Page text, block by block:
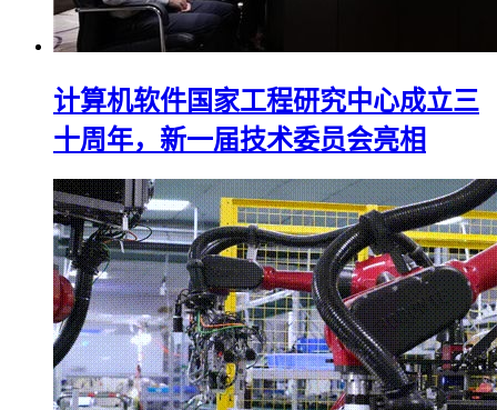
计算机软件国家工程研究中心成立三
十周年，新一届技术委员会亮相